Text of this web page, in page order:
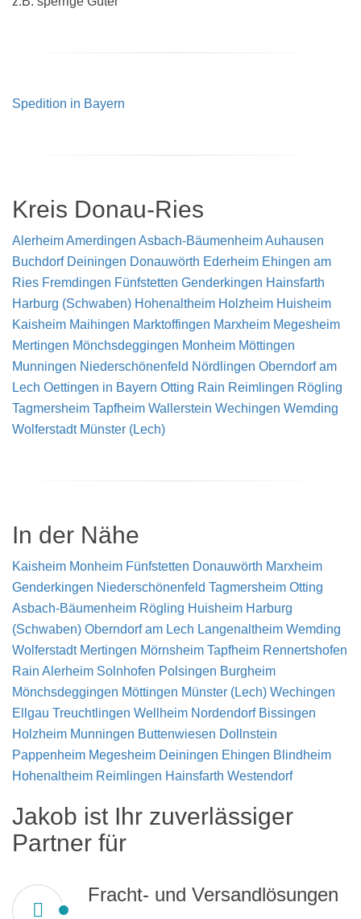
Spedition in Bayern
Kreis Donau-Ries
AlerheimAmerdingen Asbach-BäumenheimAuhausen
Buchdorf Deiningen Donauwörth Ederheim Ehingen am
Ries Fremdingen Fünfstetten Genderkingen Hainsfarth
Harburg (Schwaben) Hohenaltheim Holzheim Huisheim
Kaisheim Maihingen Marktoffingen Marxheim Megesheim
Mertingen Mönchsdeggingen Monheim Möttingen
Munningen Niederschönenfeld Nördlingen Oberndorf am
Lech Oettingen in Bayern Otting Rain Reimlingen Rögling
Tagmersheim Tapfheim Wallerstein Wechingen Wemding
Wolferstadt Münster (Lech)
In der Nähe
Kaisheim Monheim Fünfstetten Donauwörth Marxheim
Genderkingen Niederschönenfeld Tagmersheim Otting
Asbach-Bäumenheim Rögling Huisheim Harburg
(Schwaben) Oberndorf am Lech Langenaltheim Wemding
Wolferstadt Mertingen Mörnsheim Tapfheim Rennertshofen
Rain Alerheim Solnhofen Polsingen Burgheim
Mönchsdeggingen Möttingen Münster (Lech) Wechingen
Ellgau Treuchtlingen Wellheim Nordendorf Bissingen
Holzheim Munningen Buttenwiesen Dollnstein
Pappenheim Megesheim Deiningen Ehingen Blindheim
Hohenaltheim Reimlingen Hainsfarth Westendorf
Jakob ist Ihr zuverlässiger
Partner für
Fracht- und Versandlösungen